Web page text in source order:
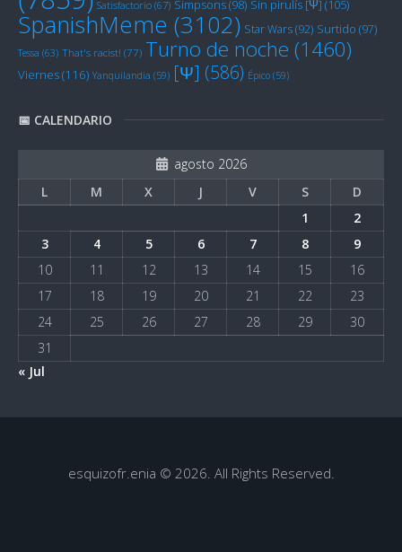
Satisfactorio (67) Simpsons(98) Sin pirulís [Ψ] (105)
SpanishMeme (3102) Star Wars(92) Surtido (97)
Tessa (63) That's racist! (77) Turno de noche (1460)
Viernes(116) Yanquilandia (59) [Ψ] (586) Épico (59)
📅 CALENDARIO
agosto 2026
L
M X J V S
D
1
2
3
4 5 6 7 8
9
10
11 12 13 14 15
16
17
18 19 20 21 22
23
24
25 26 27 28 29
30
31
« Jul
esquizofr.enia © 2026. All Rights Reserved.